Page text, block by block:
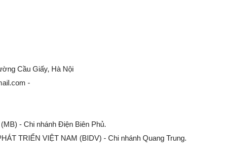
Cầu Giấy, Hà Nội
-
- Chi nhánh Điện Biên Phủ.
TRIỂN VIỆT NAM (BIDV) - Chi nhánh Quang Trung.